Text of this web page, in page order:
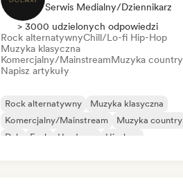
Serwis Medialny/Dziennikarz
> 3000 udzielonych odpowiedzi
Rock alternatywnyChill/Lo-fi Hip-Hop
Muzyka klasyczna
Komercjalny/MainstreamMuzyka country
Napisz artykuły
Rock alternatywny
Muzyka klasyczna
Komercjalny/Mainstream
Muzyka country
Dub
Funk Hardcore Hip-hop